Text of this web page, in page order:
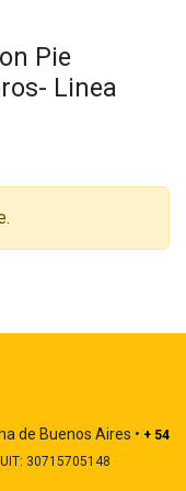
Pie
Linea
de Buenos Aires • + 54
30715705148